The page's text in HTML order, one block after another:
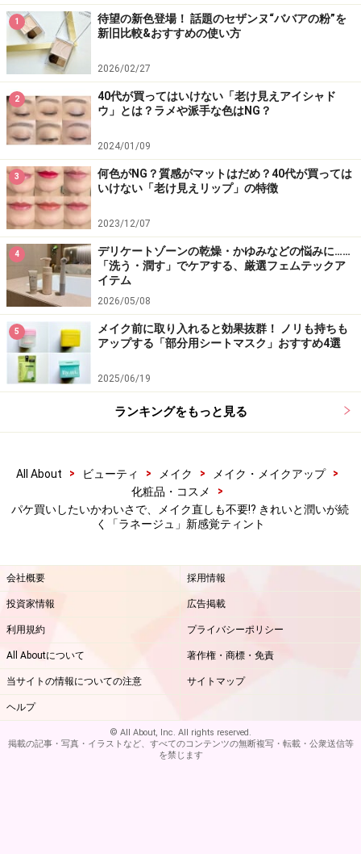
Amazonで化粧品・コスメをチェック！
楽天市場で人気のコスメをチェック！
1
待望の新色登場！ 話題のセザンヌ“ババアの粉”を
新旧比較&おすすめの使い方
2026/02/27
2
40代が買ってはいけない「老け見えアイシャド
ウ」とは？ラメや派手な色はNG？
2024/01/09
3
何色がNG？質感がマットはだめ？40代が買っては
いけない「老け見えリップ」の特徴
2023/12/07
4
デリケートゾーンの乾燥・かゆみなどの悩みに……
「洗う・潤す」でケアする、厳選フェムテックア
イテム
2026/05/08
5
メイク前に取り入れると効果抜群！ ノリも持ちも
アップする「部分用シートマスク」おすすめ4選
2025/06/19
ランキングをもっと見る
All About > ビューティ > メイク > メイク・メイクアップ
>
化粧品・コスメ
>
パケ買いしたいかわいさで、メイク直しも不要!? きれいと潤いが続
く「ラネージュ」新感覚ティント
会社概要 採用情報
投資家情報 広告掲載
利用規約 プライバシーポリシー
All Aboutについて 著作権・商標・免責
当サイトの情報についての注意 サイトマップ
ヘルプ
© All About, Inc. All rights reserved.
掲載の記事・写真・イラストなど、すべてのコンテンツの無断複写・転載・公衆送信等
を禁じます